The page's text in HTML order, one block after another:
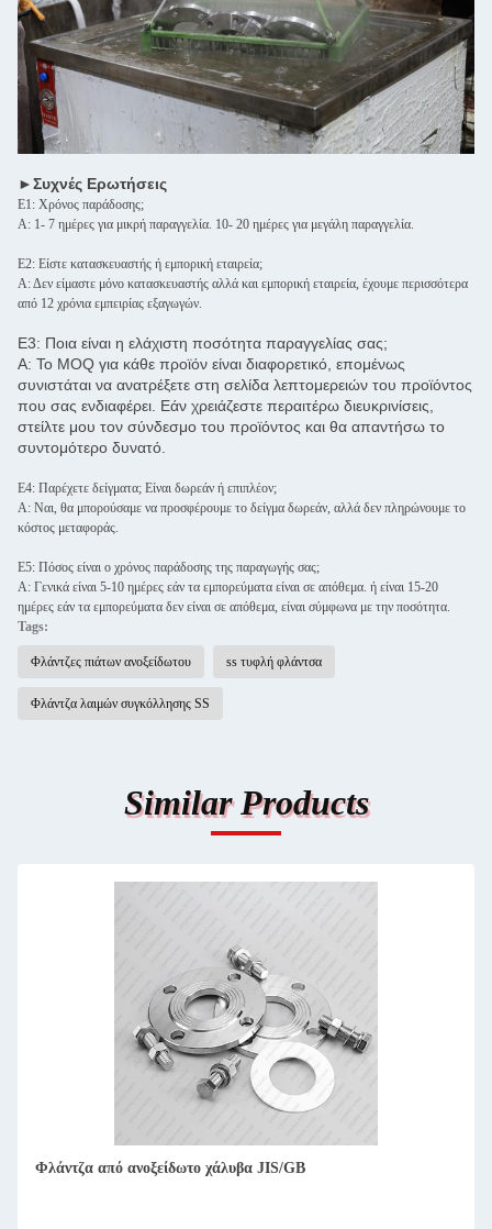
►Συχνές Ερωτήσεις
Ε1: Χρόνος παράδοσης;
Α: 1- 7 ημέρες για μικρή παραγγελία. 10- 20 ημέρες για μεγάλη παραγγελία.
Ε2: Είστε κατασκευαστής ή εμπορική εταιρεία;
Α: Δεν είμαστε μόνο κατασκευαστής αλλά και εμπορική εταιρεία, έχουμε περισσότερα
από 12 χρόνια εμπειρίας εξαγωγών.
Ε3: Ποια είναι η ελάχιστη ποσότητα παραγγελίας σας;
Α: Το MOQ για κάθε προϊόν είναι διαφορετικό, επομένως
συνιστάται να ανατρέξετε στη σελίδα λεπτομερειών του προϊόντος
που σας ενδιαφέρει. Εάν χρειάζεστε περαιτέρω διευκρινίσεις,
στείλτε μου τον σύνδεσμο του προϊόντος και θα απαντήσω το
συντομότερο δυνατό.
Ε4: Παρέχετε δείγματα; Είναι δωρεάν ή επιπλέον;
Α: Ναι, θα μπορούσαμε να προσφέρουμε το δείγμα δωρεάν, αλλά δεν πληρώνουμε το
κόστος μεταφοράς.
Ε5: Πόσος είναι ο χρόνος παράδοσης της παραγωγής σας;
Α: Γενικά είναι 5-10 ημέρες εάν τα εμπορεύματα είναι σε απόθεμα. ή είναι 15-20
ημέρες εάν τα εμπορεύματα δεν είναι σε απόθεμα, είναι σύμφωνα με την ποσότητα.
Tags:
Φλάντζες πιάτων ανοξείδωτου ss τυφλή φλάντσα
Φλάντζα λαιμών συγκόλλησης SS
Similar Products
Ανοξείδωτη Πλάκα Φλάντζας 304/316L, DN15-DN3000 -